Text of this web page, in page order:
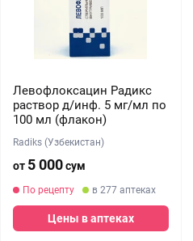
Левофлоксацин Радикс
раствор д/инф. 5 мг/мл по
100 мл (флакон)
Radiks (Узбекистан)
от 5 000сум
По рецепту в 277 аптеках
Цены в аптеках